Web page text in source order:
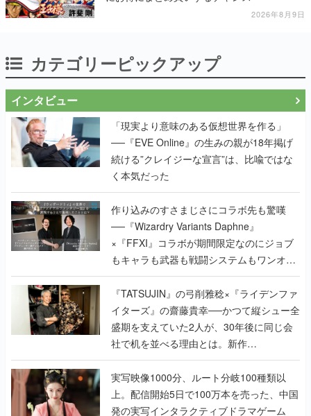
2026年8月9日
カテゴリーピックアップ
インタビュー
「現実より意味のある仮想世界を作る」
──『EVE Online』の生みの親が18年掲げ
続ける”クレイジーな宣言”は、比喩ではな
く本気だった
作り込みのすさまじさにコラボ先も驚嘆
──『Wizardry Variants Daphne』
×『FFXI』コラボが期間限定なのにジョブ
もキャラも武器も戦闘システムもワンオフ
で作り込まれた理由を両ディレクターに聞
く
『TATSUJIN』の弓削雅稔×『ライデンファ
イターズ』の齋藤貴幸──かつて縦シュー全
盛期を支えていた2人が、30年後に同じ会
社で机を並べる理由とは。新作
『TATSUJIN EXTREME』で初タッグを組
んだレジェンド2人に訊く開発秘話
実写映像1000分、ルート分岐100種類以
上。配信開始5日で100万本を売った、中国
発の実写インタラクティブドラマゲーム